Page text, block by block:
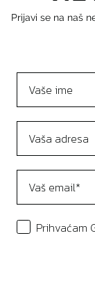
Prijavi se na naš
Prihvaćam